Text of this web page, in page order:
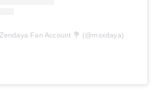
Fan Account 💐 (@msxdaya)